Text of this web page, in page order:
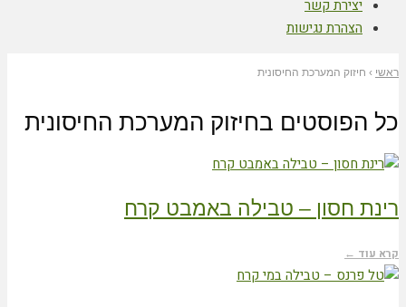
יצירת קשר
הצהרת נגישות
ראשי › חיזוק המערכת החיסונית
כל הפוסטים בחיזוק המערכת החיסונית
רינת חסון – טבילה באמבט קרח
קרא עוד ←